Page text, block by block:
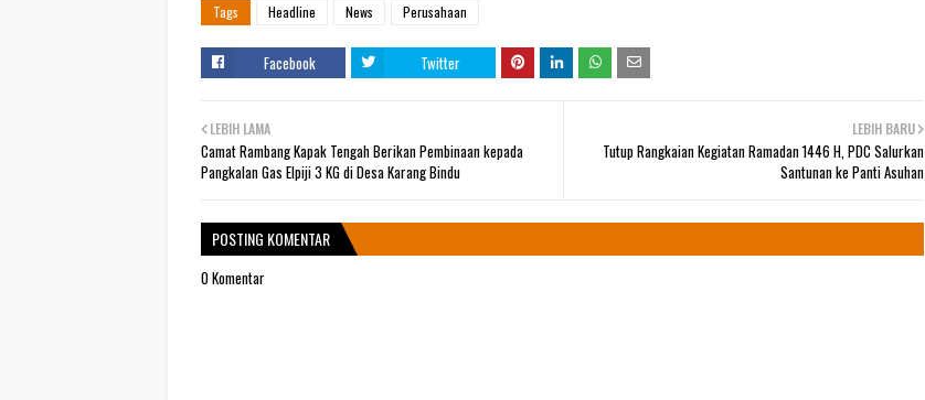
Tags Headline News Perusahaan
Facebook Twitter
LEBIH BARU
Tutup Rangkaian Kegiatan Ramadan 1446 H, PDC Salurkan
Santunan ke Panti Asuhan
LEBIH LAMA
Camat Rambang Kapak Tengah Berikan Pembinaan kepada
Pangkalan Gas Elpiji 3 KG di Desa Karang Bindu
POSTING KOMENTAR
0 Komentar